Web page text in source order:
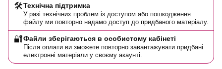
🛠️Технічна підтримка
У разі технічних проблем із доступом або пошкодження
файлу ми повторно надамо доступ до придбаного матеріалу.
🔐Файли зберігаються в особистому кабінеті
Після оплати ви зможете повторно завантажувати придбані
електронні матеріали у своєму акаунті.